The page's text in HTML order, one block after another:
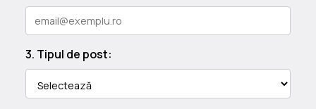
3. Tipul de post: